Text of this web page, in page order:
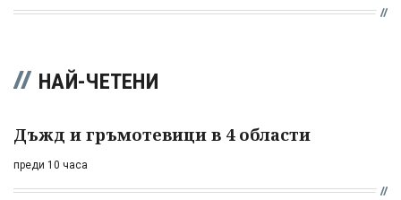
НАЙ-ЧЕТЕНИ
Дъжд и гръмотевици в 4 области
преди 10 часа